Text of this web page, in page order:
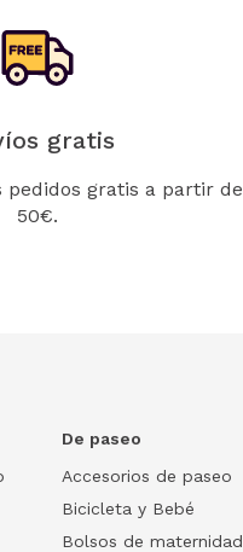
gratis
pedidos gratis a partir de
50€.
De paseo
Accesorios de paseo
Bicicleta y Bebé
Bolsos de maternidad